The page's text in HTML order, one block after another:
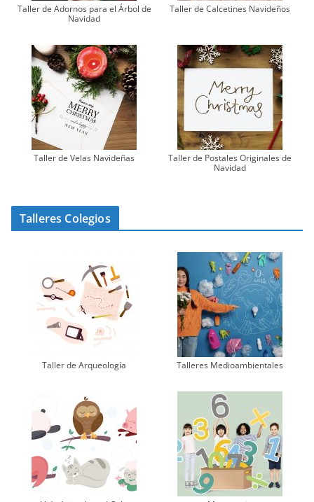
Taller de Adornos para el Árbol de
Navidad
Taller de Calcetines Navideños
Taller de Velas Navideñas
Taller de Postales Originales de
Navidad
Talleres Colegios
Taller de Arqueología Talleres Medioambientales